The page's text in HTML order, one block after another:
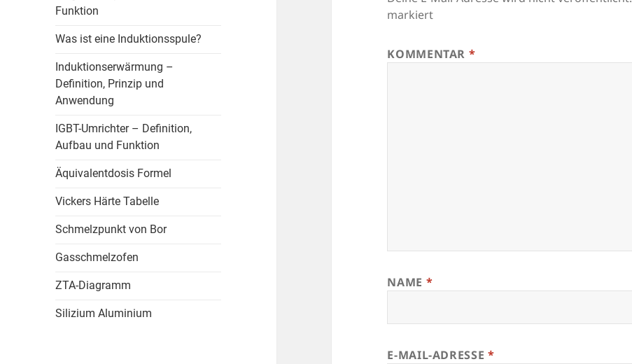
Funktion
Was ist eine Induktionsspule?
Induktionserwärmung –
Definition, Prinzip und
Anwendung
IGBT-Umrichter – Definition,
Aufbau und Funktion
Äquivalentdosis Formel
Vickers Härte Tabelle
Schmelzpunkt von Bor
Gasschmelzofen
ZTA-Diagramm
Silizium Aluminium
markiert
KOMMENTAR *
NAME *
E-MAIL-ADRESSE *